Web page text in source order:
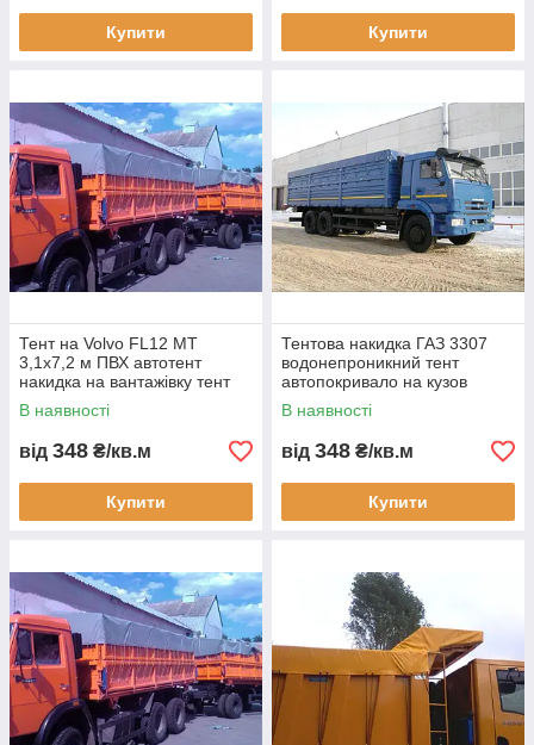
Купити Купити
Тент на Volvo FL12 MT
3,1х7,2 м ПВХ автотент
накидка на вантажівку тент
для кузова Volvo FL12 тент
ПВХ 700 гм2
В наявності
від 348 ₴/кв.м
Купити
Тентова накидка ГАЗ 3307
водонепроникний тент
автопокривало на кузов
замовити виготовлення
доставка Україна
В наявності
від 348 ₴/кв.м
Купити